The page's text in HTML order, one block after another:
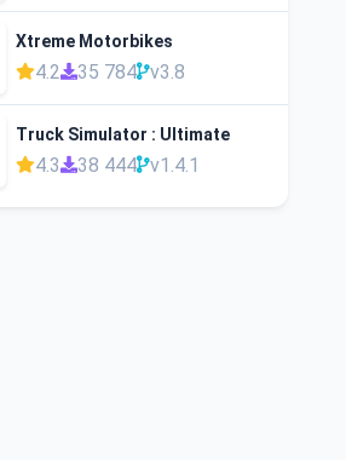
Xtreme Motorbikes
4.2 35 784 v3.8
Truck Simulator : Ultimate
4.3 38 444 v1.4.1